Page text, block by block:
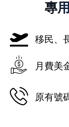
專
移民、
月費美
原有號